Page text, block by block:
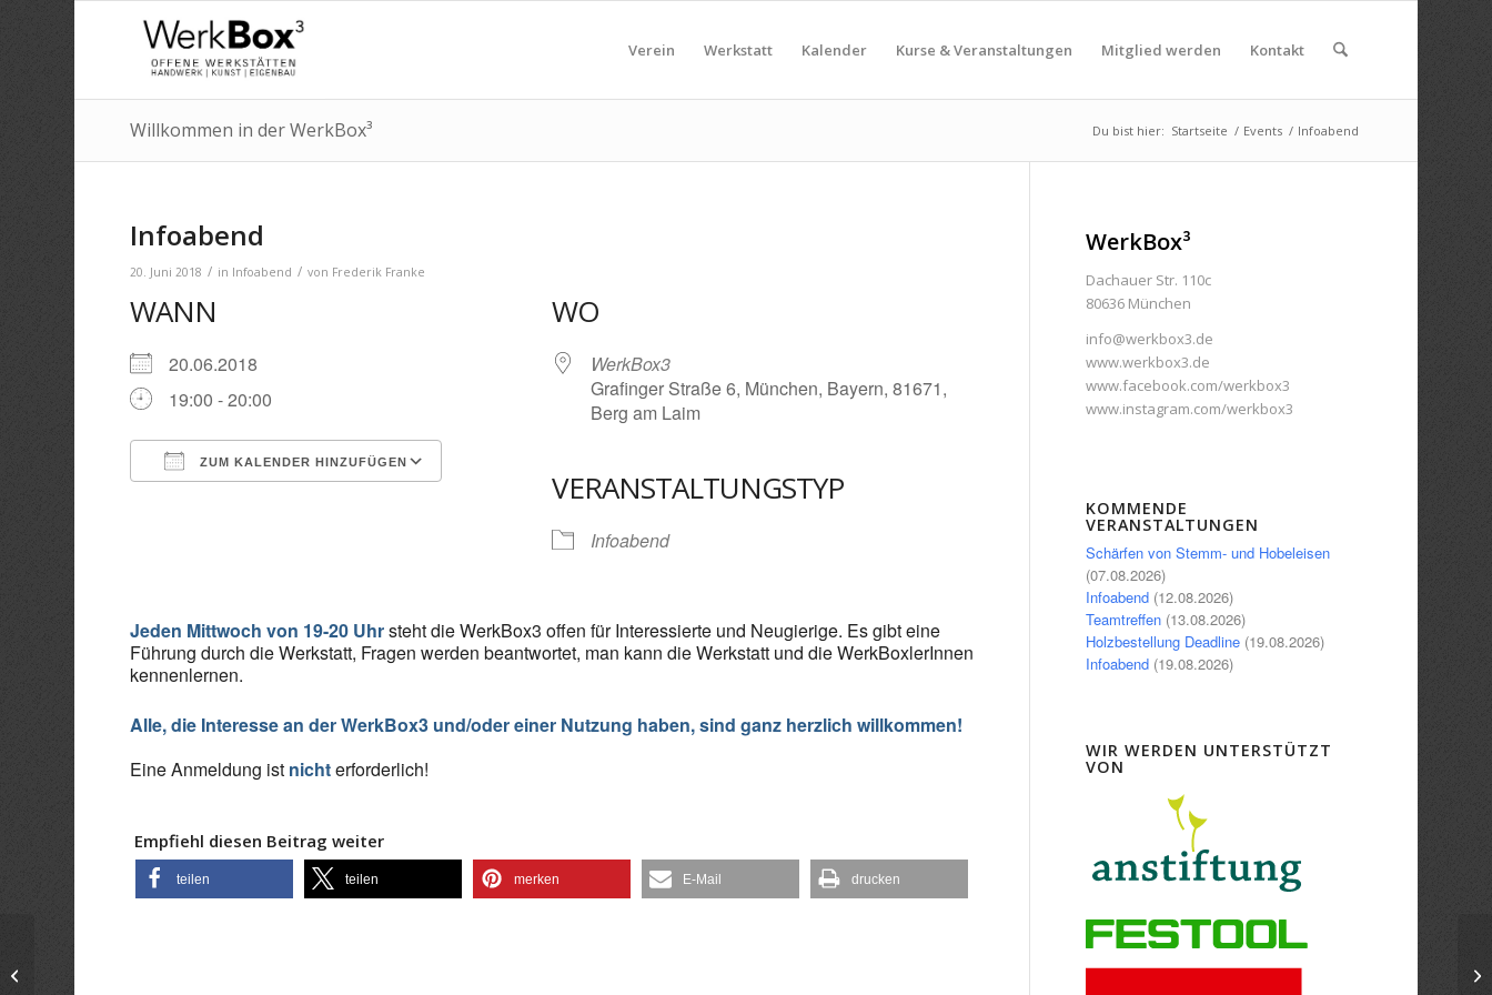
Verein Werkstatt Kalender Kurse & Veranstaltungen Mitglied werden Kontakt
Willkommen in der WerkBox³ Du bist hier: Startseite / Events / Infoabend
Infoabend
20. Juni 2018 / in Infoabend / von Frederik Franke
WANN
20.06.2018
19:00 - 20:00
ZUM KALENDER HINZUFÜGEN
Google Kalender iCalendar Office 365
WO
WerkBox3
Grafinger Straße 6, München, Bayern, 81671,
Berg am Laim
VERANSTALTUNGSTYP
Infoabend
Jeden Mittwoch von 19-20 Uhrsteht die WerkBox3 offen für Interessierte und Neugierige. Es gibt eine
Führung durch die Werkstatt, Fragen werden beantwortet, man kann die Werkstatt und die WerkBoxlerInnen
kennenlernen.
Alle, die Interesse an der WerkBox3 und/oder einer Nutzung haben, sind ganz herzlich willkommen!
Eine Anmeldung ist nichterforderlich!
Empfiehl diesen Beitrag weiter
teilen teilen merken E-Mail drucken
WerkBox³
Dachauer Str. 110c
80636 München
info@werkbox3.de
www.werkbox3.de
www.facebook.com/werkbox3
www.instagram.com/werkbox3
KOMMENDE
VERANSTALTUNGEN
Schärfen von Stemm- und Hobeleisen
(07.08.2026)
Infoabend (12.08.2026)
Teamtreffen (13.08.2026)
Holzbestellung Deadline (19.08.2026)
Infoabend (19.08.2026)
WIR WERDEN UNTERSTÜTZT
VON